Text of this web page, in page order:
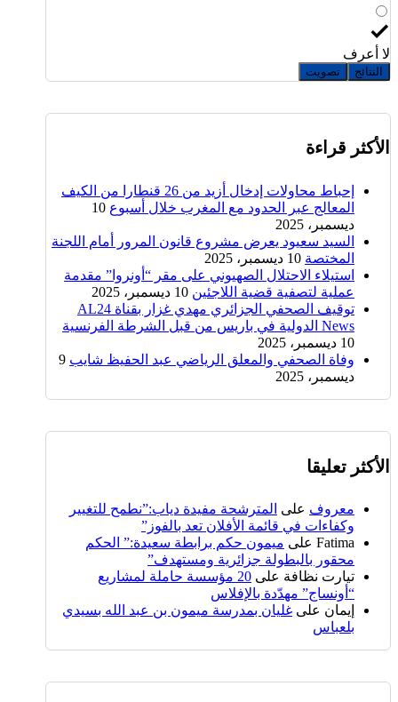
لا أعرف
النتائج تصويت
الأكثر قراءة
إحباط محاولات إدخال أزيد من 26 قنطارا من الكيف
المعالج عبر الحدود مع المغرب خلال أسبوع 10
ديسمبر، 2025
السيد سعيود يعرض مشروع قانون المرور أمام اللجنة
المختصة 10 ديسمبر، 2025
استيلاء الاحتلال الصهيوني على مقر “أونروا” مقدمة
عملية لتصفية قضية اللاجئين 10 ديسمبر، 2025
توقيف الصحفي الجزائري مهدي غزار بقناة AL24
News الدولية في باريس من قبل الشرطة الفرنسية
10 ديسمبر، 2025
وفاة الصحفي والمعلق الرياضي عبد الحفيظ شايب 9
ديسمبر، 2025
الأكثر تعليقا
معروف على المترشحة مفيدة دياب:”نطمح للتغيير
وكفاءات في قائمة الأفلان تعد بالفوز”
Fatima على ميمون حكم برابطة سعيدة:” الحكم
محقور بالبطولة جزائرية ومستهدف”
تيارت نظافة على
20 مؤسسة حاملة لمشاريع
“أونساج” مهدّدة بالإفلاس
إيمان على غليان بمدرسة ميمون بن عبد الله بسيدي
بلعباس